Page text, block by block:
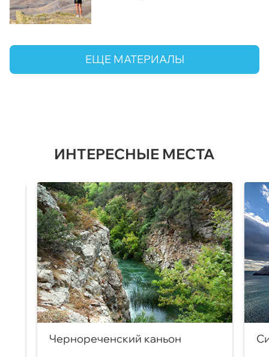
ЕЩЕ МАТЕРИАЛЫ
ИНТЕРЕСНЫЕ МЕСТА
Чернореченский каньон